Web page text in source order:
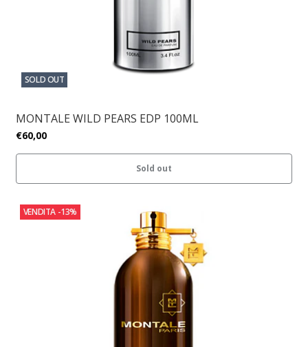
SOLD OUT
MONTALE WILD PEARS EDP 100ML
€60,00
Sold out
VENDITA -13%